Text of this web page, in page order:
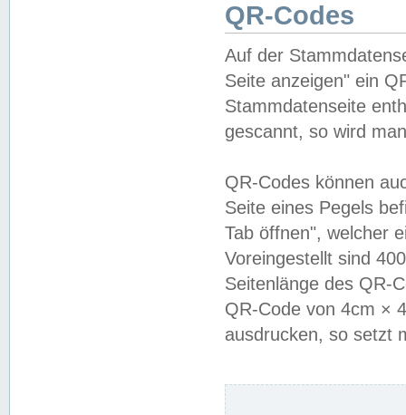
QR-Codes
Auf der
Seite anzeigen" ein
Stammdatenseite
gescannt, so wird
QR-Codes können
Seite eines Pegels
Tab öffnen", welcher
Voreingestellt sind
Seitenlänge des QR-
QR-Code von 4cm ×
ausdrucken, so setzt